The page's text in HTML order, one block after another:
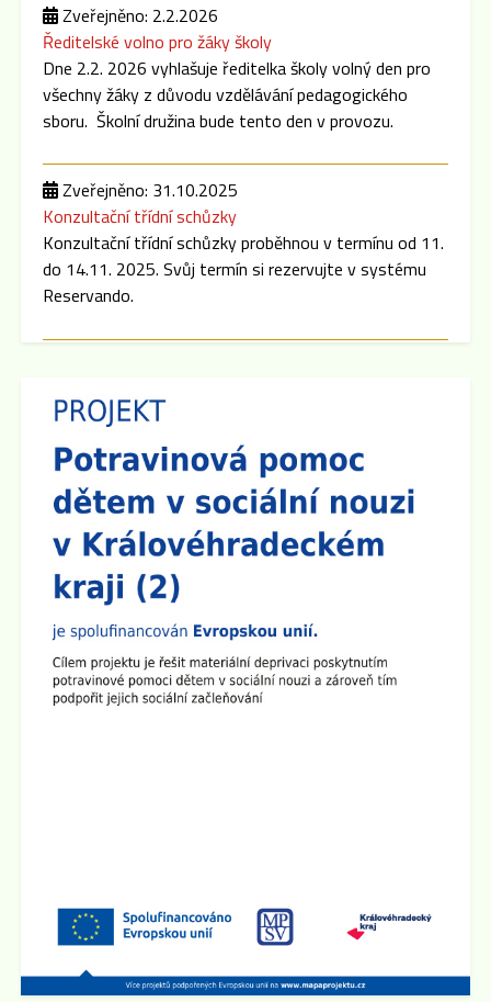
Zveřejněno: 2.2.2026
Ředitelské volno pro žáky školy
Dne 2.2. 2026 vyhlašuje ředitelka školy volný den pro
všechny žáky z důvodu vzdělávání pedagogického
sboru. Školní družina bude tento den v provozu.
Zveřejněno: 31.10.2025
Konzultační třídní schůzky
Konzultační třídní schůzky proběhnou v termínu od 11.
do 14.11. 2025. Svůj termín si rezervujte v systému
Reservando.
Dne 15.9. 2025 cca v 16:00 hod se po skončení
Plenární schůze SRPŠ budou konat třídní schůzky
jednotlivých tříd. Pokud dojde k malému zpoždění,
předem se omlouváme, učitelský sbor se půjde nejprve
představit do prvních a šestých tříd.
Zveřejněno: 8.9.2025
Plenární schůze SRPŠ
Dne 15.9. 2025 v 15:30 hod se v učebně 8.A na 2.
stupni školy koná Plenární schůze SRPŠ.
Schůzka pro rodiče budoucích prvňáčků
Rodičovská schůzka se uskuteční v úterý 3.6. 2025 v
15:30 hod v učebně 2.B na 1. stupni školy.